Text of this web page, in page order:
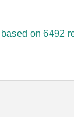
on 6492